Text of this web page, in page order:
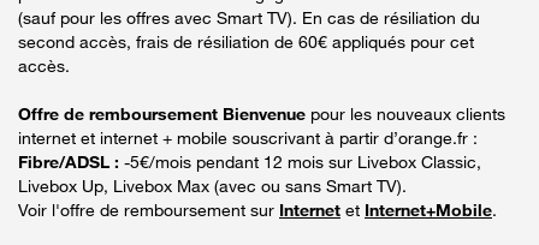
(sauf pour les offres avec Smart TV). En cas de résiliation du
second accès, frais de résiliation de 60€ appliqués pour cet
accès.
Offre de remboursement Bienvenue pour les nouveaux clients
internet et internet + mobile souscrivant à partir d’orange.fr :
Fibre/ADSL : -5€/mois pendant 12 mois sur Livebox Classic,
Livebox Up, Livebox Max (avec ou sans Smart TV).
Voir l'offre de remboursement sur Internet et Internet+Mobile.